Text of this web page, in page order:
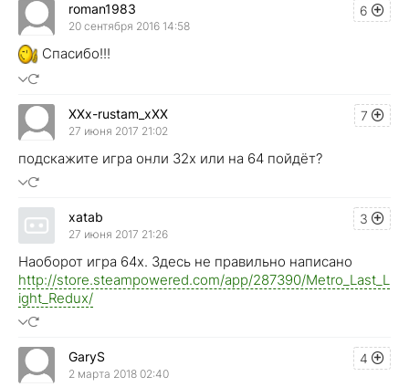
6
roman1983
20 сентября 2016 14:58
Спасибо!!!
7
XXx-rustam_xXX
27 июня 2017 21:02
подскажите игра онли 32х или на 64 пойдёт?
3
xatab
27 июня 2017 21:26
Наоборот игра 64х. Здесь не правильно написано
http://store.steampowered.com/app/287390/Metro_Last_L
ight_Redux/
4
GaryS
2 марта 2018 02:40